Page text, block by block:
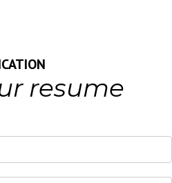
resume